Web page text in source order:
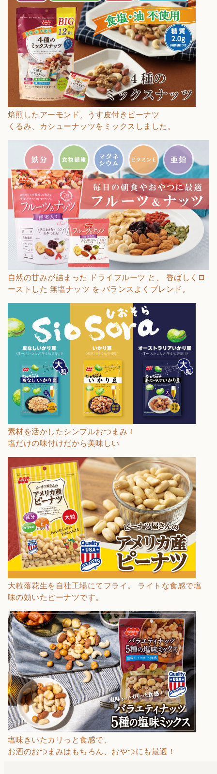
焙煎したアーモンド、うす皮付きピーナツ
くるみ、カシューナッツをミックスしました。
自然の甘みが詰まった ドライフルーツ と、 香ばしくロ
ーストした 無塩ナッツ を バランスよくブレンド。
素材を活かしたシンプルおつまみ！
塩だけの味付けだから美味しい
大粒落花生を自社工場にてフライ。 ライトな食感で塩
味の効いたピーナツです。
塩味きいたカリっと食感で、
お酒のおつまみはもちろん、おやつにも最適！